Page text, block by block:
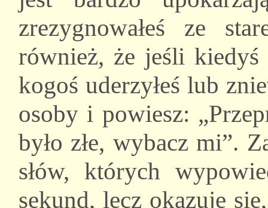
zrezygnowałeś ze
również, że jeśli kiedyś
kogoś uderzyłeś lub
osoby i powiesz:
było złe, wybacz mi”.
słów, których
sekund, lecz okazuje